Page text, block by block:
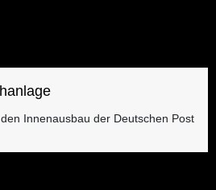
Innenausbau der Deutschen Post